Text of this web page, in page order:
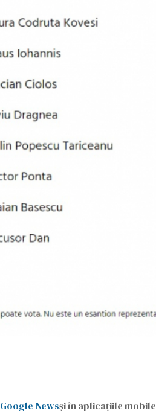
Google Newsși în aplicațiile mobile